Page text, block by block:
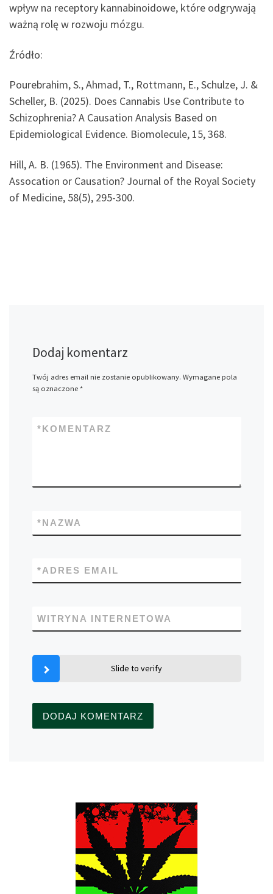
wpływ na receptory kannabinoidowe, które odgrywają
ważną rolę w rozwoju mózgu.
Źródło:
Pourebrahim, S., Ahmad, T., Rottmann, E., Schulze, J. &
Scheller, B. (2025). Does Cannabis Use Contribute to
Schizophrenia? A Causation Analysis Based on
Epidemiological Evidence. Biomolecule, 15, 368.
Hill, A. B. (1965). The Environment and Disease:
Assocation or Causation? Journal of the Royal Society
of Medicine, 58(5), 295-300.
Dodaj komentarz
Twój adres email nie zostanie opublikowany. Wymagane pola
są oznaczone *
KOMENTARZ
*
NAZWA
*
ADRES EMAIL
*
WITRYNA INTERNETOWA
Slide to verify